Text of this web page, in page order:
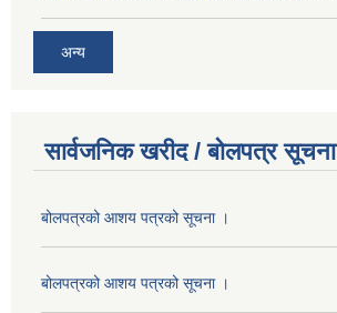
अन्य
सार्वजनिक खरीद / बोलपत्र सूचना
बोलपत्रको आशय पत्रको सूचना ।
बोलपत्रको आशय पत्रको सूचना ।